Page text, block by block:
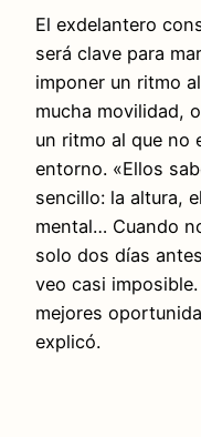
El exdelantero
será clave para
imponer un ritmo
mucha movilidad,
un ritmo al que no
entorno. «Ellos
sencillo: la altura,
mental… Cuando
solo dos días
veo casi
mejores
explicó.